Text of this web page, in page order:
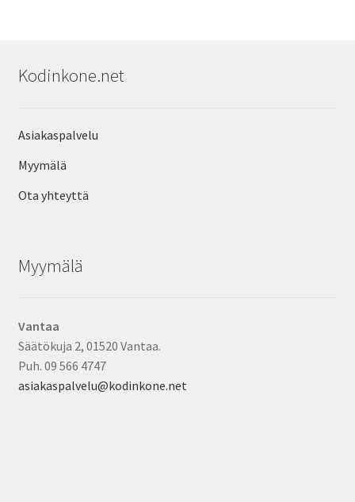
Kodinkone.net
Asiakaspalvelu
Myymälä
Ota yhteyttä
Myymälä
Vantaa
Säätökuja 2, 01520 Vantaa.
Puh. 09 566 4747
asiakaspalvelu@kodinkone.net